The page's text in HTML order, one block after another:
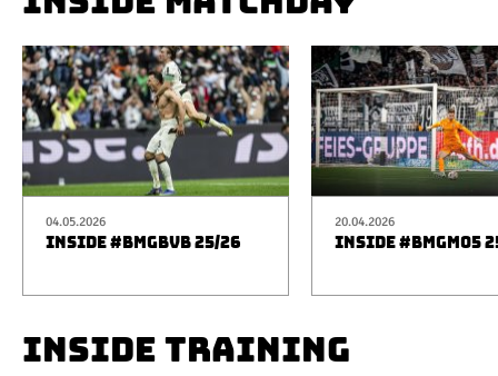
04.05.2026
INSIDE #BMGBVB 25/26
20.04.2026
INSIDE #BMGM05
INSIDE TRAINING